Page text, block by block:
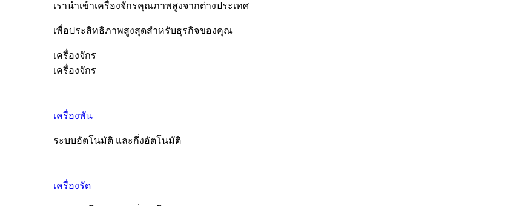
เรานำเข้าเครื่องจักรคุณภาพสูงจากต่างประเทศ
เพื่อประสิทธิภาพสูงสุดสำหรับธุรกิจของคุณ
เครื่องจักร
เครื่องจักร
เครื่องพัน
ระบบอัตโนมัติ และกึ่งอัตโนมัติ
เครื่องรัด